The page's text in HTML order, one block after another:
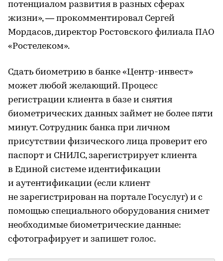
потенциалом развития в разных сферах
жизни», — прокомментировал Сергей
Мордасов, директор Ростовского филиала ПАО
«Ростелеком».
Сдать биометрию в банке «Центр-инвест»
может любой желающий. Процесс
регистрации клиента в базе и снятия
биометрических данных займет не более пяти
минут. Сотрудник банка при личном
присутствии физического лица проверит его
паспорт и СНИЛС, зарегистрирует клиента
в Единой системе идентификации
и аутентификации (если клиент
не зарегистрирован на портале Госуслуг) и с
помощью специального оборудования снимет
необходимые биометрические данные:
сфотографирует и запишет голос.